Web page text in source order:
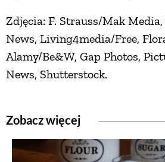
Zdjęcia: F. Strauss/Mak
News, Living4media/Free,
Alamy/Be&W, Gap Photos,
News, Shutterstock.
Zobacz więcej